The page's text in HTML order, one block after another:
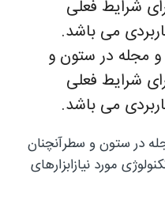
شرایط فعلی
می باشد.
و مجله در ستون و
شرایط فعلی
می باشد.
در ستون و سطرآنچنان
مورد نیازابزارهای